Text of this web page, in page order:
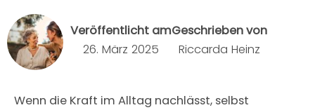
Veröffentlicht am
26. März 2025
Geschrieben von
Riccarda Heinz
Wenn die Kraft im Alltag nachlässt, selbst